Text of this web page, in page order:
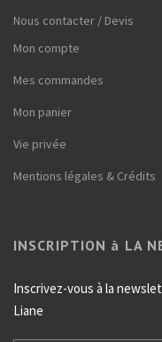
Nous contacter / Devis
Mon compte
Mes commandes
Mon panier
Vie privée
Mentions légales & Crédits
INSCRIPTION à LA
Inscrivez-vous à la
Liane